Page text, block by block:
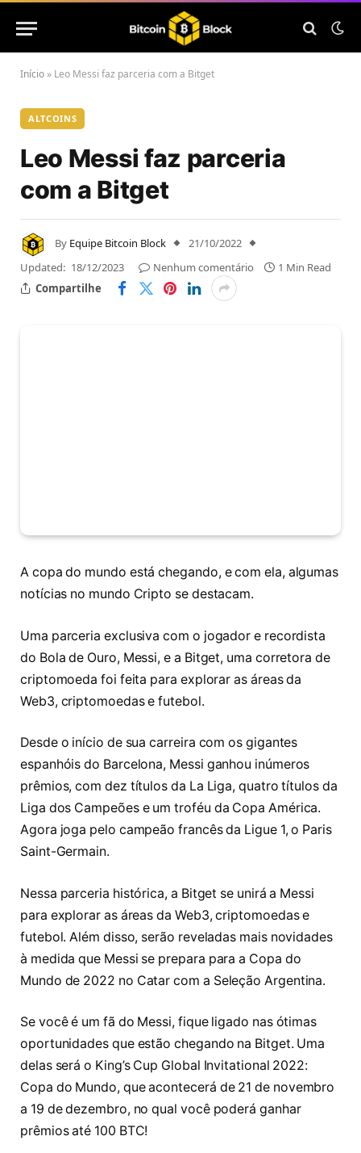
Início » Leo Messi faz parceria com a Bitget
ALTCOINS
Leo Messi faz parceria
com a Bitget
By Equipe Bitcoin Block
21/10/2022
Updated: 18/12/2023 Nenhum comentário
1 Min Read
Compartilhe
A copa do mundo está chegando, e com ela, algumas
notícias no mundo Cripto se destacam.
Uma parceria exclusiva com o jogador e recordista
do Bola de Ouro, Messi, e a Bitget, uma corretora de
criptomoeda foi feita para explorar as áreas da
Web3, criptomoedas e futebol.
Desde o início de sua carreira com os gigantes
espanhóis do Barcelona, Messi ganhou inúmeros
prêmios, com dez títulos da La Liga, quatro títulos da
Liga dos Campeões e um troféu da Copa América.
Agora joga pelo campeão francês da Ligue 1, o Paris
Saint-Germain.
Nessa parceria histórica, a Bitget se unirá a Messi
para explorar as áreas da Web3, criptomoedas e
futebol. Além disso, serão reveladas mais novidades
à medida que Messi se prepara para a Copa do
Mundo de 2022 no Catar com a Seleção Argentina.
Se você é um fã do Messi, fique ligado nas ótimas
oportunidades que estão chegando na Bitget. Uma
delas será o King’s Cup Global Invitational 2022:
Copa do Mundo, que acontecerá de 21 de novembro
a 19 de dezembro, no qual você poderá ganhar
prêmios até 100 BTC!